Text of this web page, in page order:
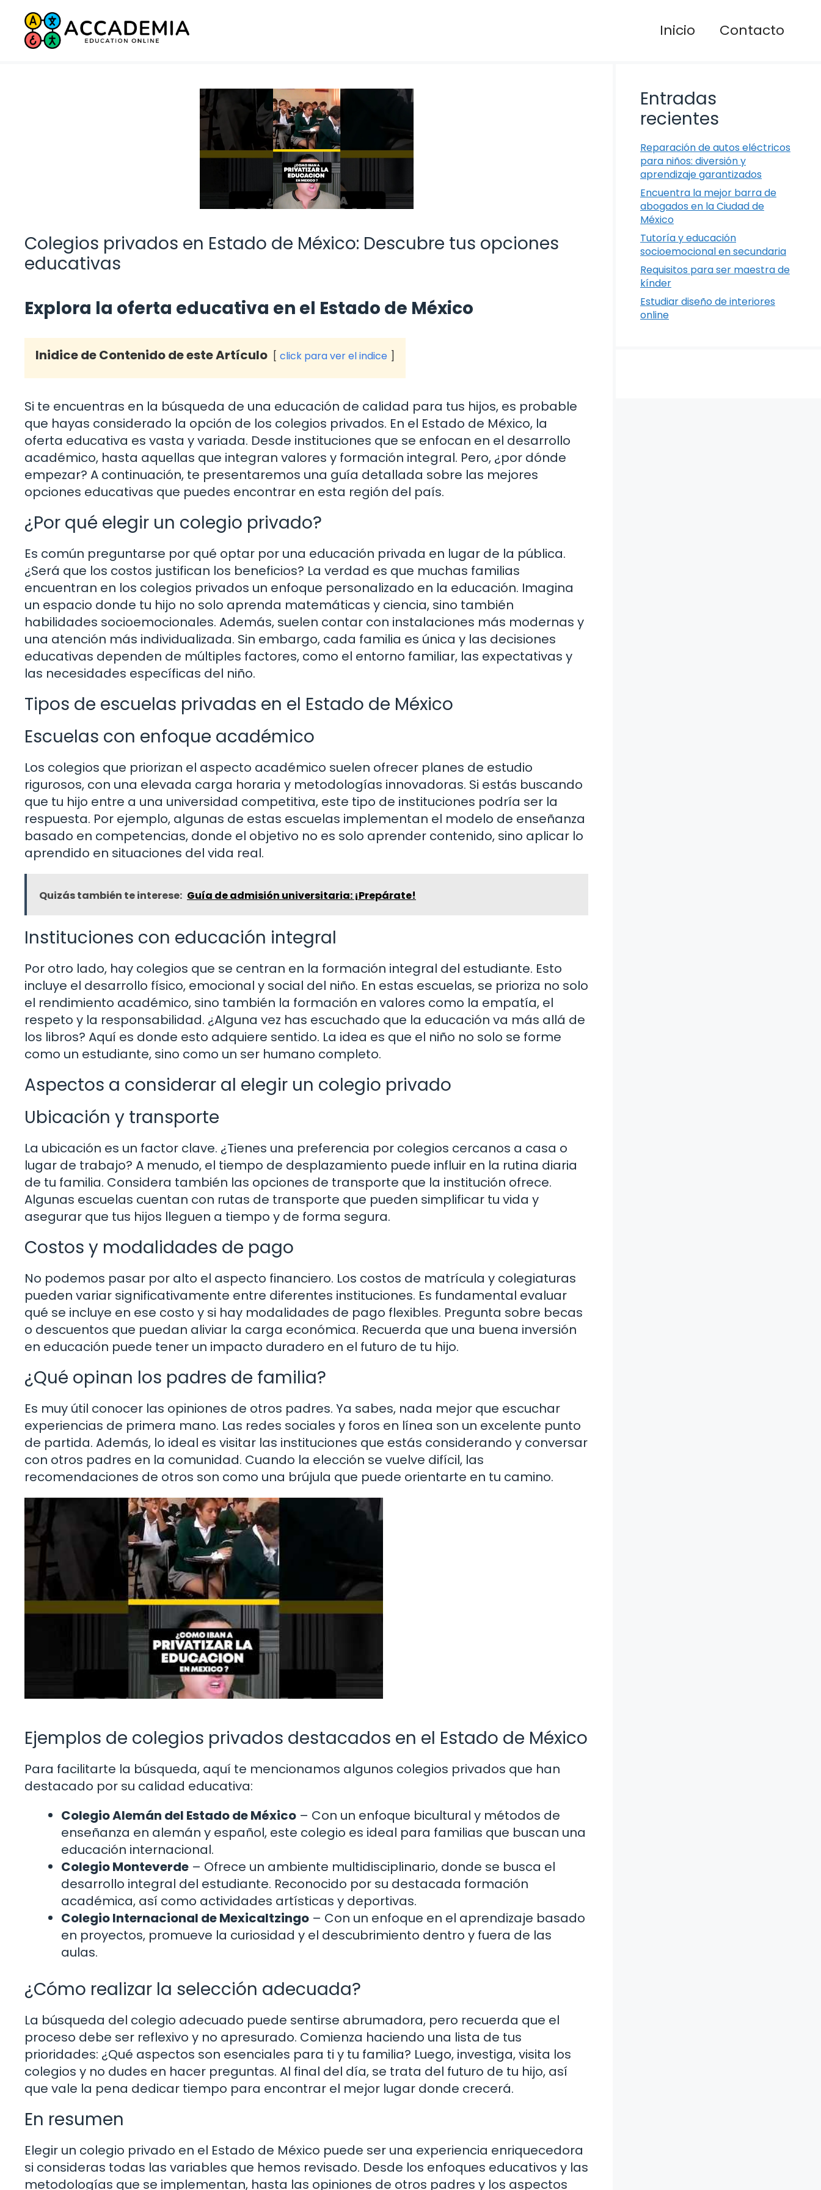
Saltar
contenido
Inicio Contacto
Colegios privados en Estado de México: Descubre tus opciones
educativas
Explora la oferta educativa en el Estado de México
Inidice de Contenido de este Artículo click para ver el indice
Si te encuentras en la búsqueda de una educación de calidad para tus hijos, es probable
que hayas considerado la opción de los colegios privados. En el Estado de México, la
oferta educativa es vasta y variada. Desde instituciones que se enfocan en el desarrollo
académico, hasta aquellas que integran valores y formación integral. Pero, ¿por dónde
empezar? A continuación, te presentaremos una guía detallada sobre las mejores
opciones educativas que puedes encontrar en esta región del país.
¿Por qué elegir un colegio privado?
Es común preguntarse por qué optar por una educación privada en lugar de la pública.
¿Será que los costos justifican los beneficios? La verdad es que muchas familias
encuentran en los colegios privados un enfoque personalizado en la educación. Imagina
un espacio donde tu hijo no solo aprenda matemáticas y ciencia, sino también
habilidades socioemocionales. Además, suelen contar con instalaciones más modernas y
una atención más individualizada. Sin embargo, cada familia es única y las decisiones
educativas dependen de múltiples factores, como el entorno familiar, las expectativas y
las necesidades específicas del niño.
Tipos de escuelas privadas en el Estado de México
Escuelas con enfoque académico
Los colegios que priorizan el aspecto académico suelen ofrecer planes de estudio
rigurosos, con una elevada carga horaria y metodologías innovadoras. Si estás buscando
que tu hijo entre a una universidad competitiva, este tipo de instituciones podría ser la
respuesta. Por ejemplo, algunas de estas escuelas implementan el modelo de enseñanza
basado en competencias, donde el objetivo no es solo aprender contenido, sino aplicar lo
aprendido en situaciones del vida real.
Quizás también te interese: Guía de admisión universitaria: ¡Prepárate!
Instituciones con educación integral
Por otro lado, hay colegios que se centran en la formación integral del estudiante. Esto
incluye el desarrollo físico, emocional y social del niño. En estas escuelas, se prioriza no solo
el rendimiento académico, sino también la formación en valores como la empatía, el
respeto y la responsabilidad. ¿Alguna vez has escuchado que la educación va más allá de
los libros? Aquí es donde esto adquiere sentido. La idea es que el niño no solo se forme
como un estudiante, sino como un ser humano completo.
Aspectos a considerar al elegir un colegio privado
Ubicación y transporte
La ubicación es un factor clave. ¿Tienes una preferencia por colegios cercanos a casa o
lugar de trabajo? A menudo, el tiempo de desplazamiento puede influir en la rutina diaria
de tu familia. Considera también las opciones de transporte que la institución ofrece.
Algunas escuelas cuentan con rutas de transporte que pueden simplificar tu vida y
asegurar que tus hijos lleguen a tiempo y de forma segura.
Costos y modalidades de pago
No podemos pasar por alto el aspecto financiero. Los costos de matrícula y colegiaturas
pueden variar significativamente entre diferentes instituciones. Es fundamental evaluar
qué se incluye en ese costo y si hay modalidades de pago flexibles. Pregunta sobre becas
o descuentos que puedan aliviar la carga económica. Recuerda que una buena inversión
en educación puede tener un impacto duradero en el futuro de tu hijo.
¿Qué opinan los padres de familia?
Es muy útil conocer las opiniones de otros padres. Ya sabes, nada mejor que escuchar
experiencias de primera mano. Las redes sociales y foros en línea son un excelente punto
de partida. Además, lo ideal es visitar las instituciones que estás considerando y conversar
con otros padres en la comunidad. Cuando la elección se vuelve difícil, las
recomendaciones de otros son como una brújula que puede orientarte en tu camino.
Ejemplos de colegios privados destacados en el Estado de México
Para facilitarte la búsqueda, aquí te mencionamos algunos colegios privados que han
destacado por su calidad educativa:
Colegio Alemán del Estado de México – Con un enfoque bicultural y métodos de
enseñanza en alemán y español, este colegio es ideal para familias que buscan una
educación internacional.
Colegio Monteverde – Ofrece un ambiente multidisciplinario, donde se busca el
desarrollo integral del estudiante. Reconocido por su destacada formación
académica, así como actividades artísticas y deportivas.
Colegio Internacional de Mexicaltzingo – Con un enfoque en el aprendizaje basado
en proyectos, promueve la curiosidad y el descubrimiento dentro y fuera de las
aulas.
¿Cómo realizar la selección adecuada?
La búsqueda del colegio adecuado puede sentirse abrumadora, pero recuerda que el
proceso debe ser reflexivo y no apresurado. Comienza haciendo una lista de tus
prioridades: ¿Qué aspectos son esenciales para ti y tu familia? Luego, investiga, visita los
colegios y no dudes en hacer preguntas. Al final del día, se trata del futuro de tu hijo, así
que vale la pena dedicar tiempo para encontrar el mejor lugar donde crecerá.
En resumen
Elegir un colegio privado en el Estado de México puede ser una experiencia enriquecedora
si consideras todas las variables que hemos revisado. Desde los enfoques educativos y las
metodologías que se implementan, hasta las opiniones de otros padres y los aspectos
Entradas
recientes
Reparación de autos eléctricos
para niños: diversión y
aprendizaje garantizados
Encuentra la mejor barra de
abogados en la Ciudad de
México
Tutoría y educación
socioemocional en secundaria
Requisitos para ser maestra de
kínder
Estudiar diseño de interiores
online